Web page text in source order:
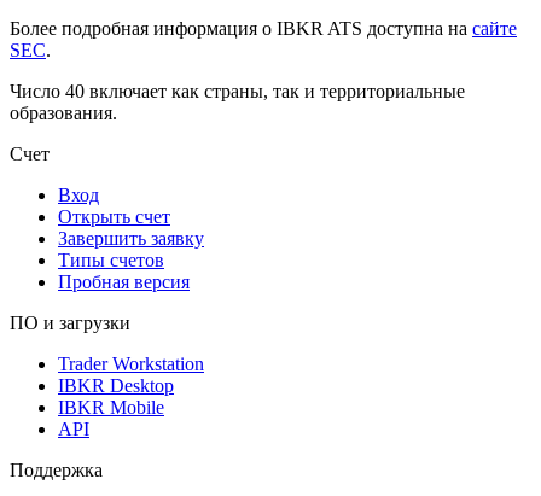
Более подробная информация о IBKR ATS доступна на сайте
SEC.
Число 40 включает как страны, так и территориальные
образования.
Счет
Вход
Открыть счет
Завершить заявку
Типы счетов
Пробная версия
ПО и загрузки
Trader Workstation
IBKR Desktop
IBKR Mobile
API
Поддержка